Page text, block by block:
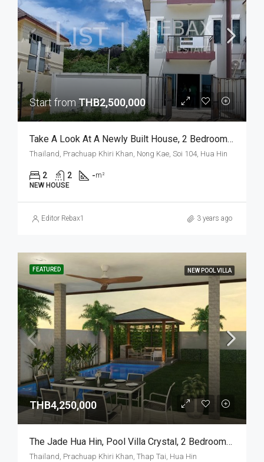
Start fromTHB2,500,000
Take A Look At A Newly Built House, 2 Bedrooms, 2 Bathrooms, 2-Storey Townhouse With A Garden In Hua Hin Area, Soi 104. (H-6)
Thailand, Prachuap Khiri Khan, Nong Kae, Soi 104, Hua Hin
2 2 -m²
NEW HOUSE
Editor Rebax1 3 years ago
FEATURED NEW POOL VILLA
THB4,250,000
The Jade Hua Hin, Pool Villa Crystal, 2 Bedrooms And 2 Bathrooms, 105 M2 House On The Plot Of Your Choice. (P-7-C)
Thailand, Prachuap Khiri Khan, Thap Tai, Hua Hin